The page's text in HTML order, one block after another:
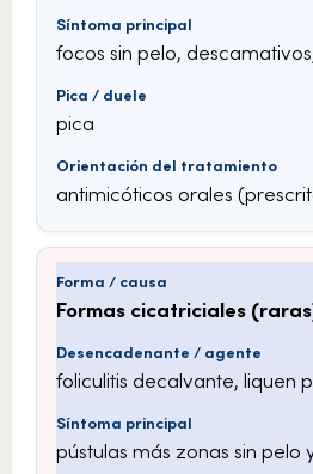
focos sin pelo,
pica
antimicóticos orales
Formas cicatriciales
foliculitis decalvante, liquen
pústulas más zonas sin pelo